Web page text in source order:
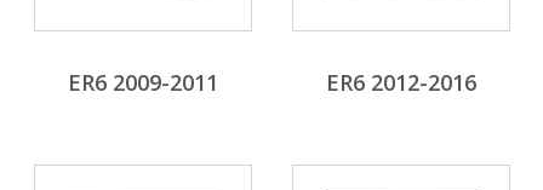
ER6 2009-2011 ER6 2012-2016